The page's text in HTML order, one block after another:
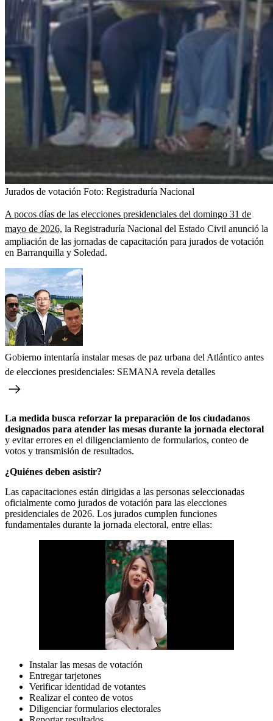
Jurados de votación Foto: Registraduría Nacional
A pocos días de las elecciones presidenciales del domingo 31 de
mayo de 2026, la Registraduría Nacional del Estado Civil anunció la
ampliación de las jornadas de capacitación para jurados de votación
en Barranquilla y Soledad.
Gobierno intentaría instalar mesas de paz urbana del Atlántico antes
de elecciones presidenciales: SEMANA revela detalles
La medida busca reforzar la preparación de los ciudadanos
designados para atender las mesas durante la jornada electoral
y evitar errores en el diligenciamiento de formularios, conteo de
votos y transmisión de resultados.
¿Quiénes deben asistir?
Las capacitaciones están dirigidas a las personas seleccionadas
oficialmente como jurados de votación para las elecciones
presidenciales de 2026. Los jurados cumplen funciones
fundamentales durante la jornada electoral, entre ellas:
Instalar las mesas de votación
Entregar tarjetones
Verificar identidad de votantes
Realizar el conteo de votos
Diligenciar formularios electorales